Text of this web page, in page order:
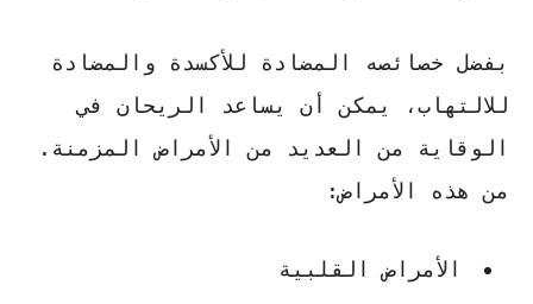
بفضل خصائصه المضادة للأكسدة والمضادة
للالتهاب، يمكن أن يساعد الريحان في
الوقاية من العديد من الأمراض المزمنة.
من هذه الأمراض:
الأمراض القلبية